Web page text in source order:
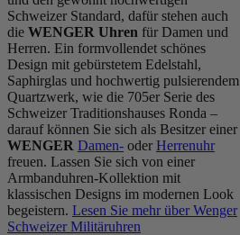
Schweizer Standard, dafür stehen auch
die WENGER Uhren für Damen und
Herren. Ein formvollendet schönes
Design mit gebürstetem Edelstahl,
Saphirglas und hochwertig pulsierendem
Quartzwerk, wie die 705er Serie des
Schweizer Traditionshauses Ronda –
darauf können Sie sich als Besitzer einer
WENGER Damen- oder Herrenuhr
freuen. Lassen Sie sich von einer
Armbanduhren-Kollektion mit
klassischen Designs im modernen Look
begeistern. Lesen Sie mehr über Wenger
Schweizer Militäruhren